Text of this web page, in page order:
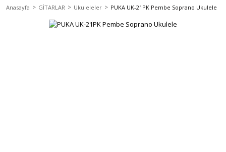
Anasayfa GİTARLAR Ukuleleler PUKA UK-21PK Pembe Soprano Ukulele